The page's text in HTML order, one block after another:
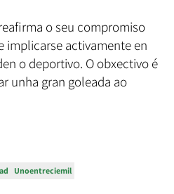
o seu compromiso
implicarse activamente en
o deportivo. O obxectivo é
unha gran goleada ao
Unoentreciemil